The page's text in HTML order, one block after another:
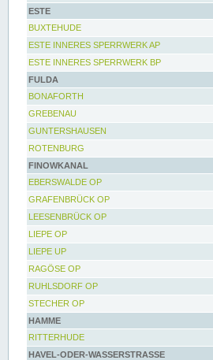
ESTE
BUXTEHUDE
ESTE INNERES SPERRWERK AP
ESTE INNERES SPERRWERK BP
FULDA
BONAFORTH
GREBENAU
GUNTERSHAUSEN
ROTENBURG
FINOWKANAL
EBERSWALDE OP
GRAFENBRÜCK OP
LEESENBRÜCK OP
LIEPE OP
LIEPE UP
RAGÖSE OP
RUHLSDORF OP
STECHER OP
HAMME
RITTERHUDE
HAVEL-ODER-WASSERSTRASSE